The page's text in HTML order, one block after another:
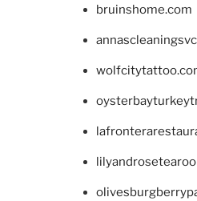
bruinshome.com